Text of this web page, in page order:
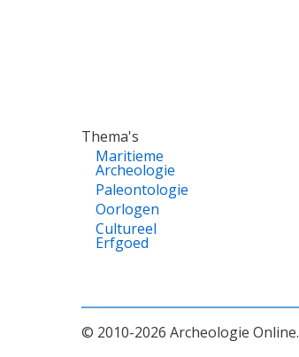
Thema's
Maritieme
Archeologie
Paleontologie
Oorlogen
Cultureel
Erfgoed
© 2010-2026 Archeologie Online.